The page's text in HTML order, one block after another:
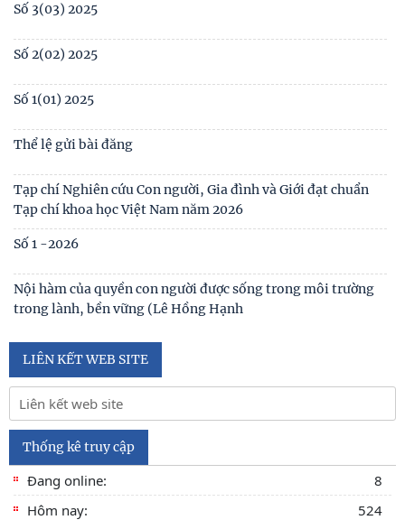
Số 3(03) 2025
Số 2(02) 2025
Số 1(01) 2025
Thể lệ gửi bài đăng
Tạp chí Nghiên cứu Con người, Gia đình và Giới đạt chuẩn
Tạp chí khoa học Việt Nam năm 2026
Số 1 -2026
Nội hàm của quyền con người được sống trong môi trường
trong lành, bền vững (Lê Hồng Hạnh
LIÊN KẾT WEB SITE
Thống kê truy cập
Đang online:
8
Hôm nay:
524